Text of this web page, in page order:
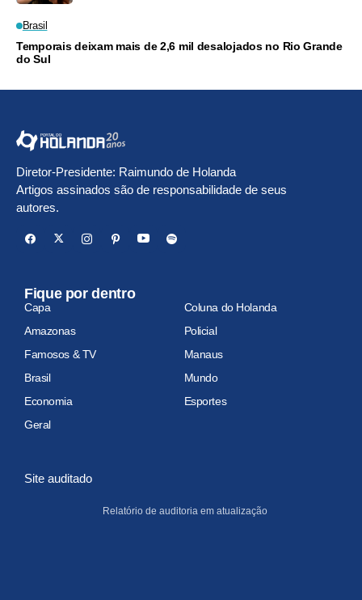
Brasil
Temporais deixam mais de 2,6 mil desalojados no Rio Grande
do Sul
Diretor-Presidente: Raimundo de Holanda
Artigos assinados são de responsabilidade de seus
autores.
Fique por dentro
Capa
Coluna do Holanda
Amazonas
Policial
Famosos & TV
Manaus
Brasil
Mundo
Economia
Esportes
Geral
Site auditado
Relatório de auditoria em atualização